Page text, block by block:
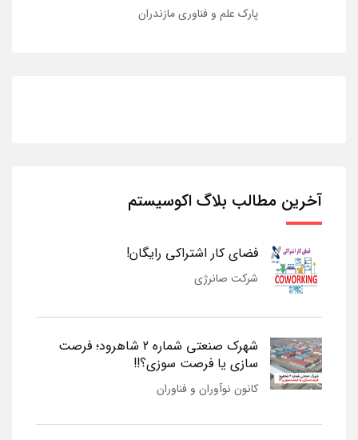
پارک علم و فناوری مازندران
آخرین مطالب بلاگ اکوسیستم
فضای کار اشتراکی رایگان!
شرکت صانرژی
شهرک صنعتی شماره 2 شاهرود؛ فرصت
سازی یا فرصت سوزی؟!!
کانون نوآوران و فناوران